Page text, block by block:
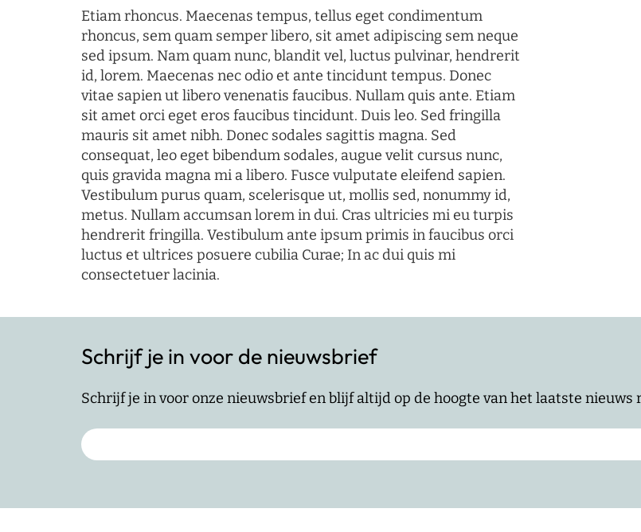
Etiam rhoncus. Maecenas tempus, tellus eget condimentum
rhoncus, sem quam semper libero, sit amet adipiscing sem neque
sed ipsum. Nam quam nunc, blandit vel, luctus pulvinar, hendrerit
id, lorem. Maecenas nec odio et ante tincidunt tempus. Donec
vitae sapien ut libero venenatis faucibus. Nullam quis ante. Etiam
sit amet orci eget eros faucibus tincidunt. Duis leo. Sed fringilla
mauris sit amet nibh. Donec sodales sagittis magna. Sed
consequat, leo eget bibendum sodales, augue velit cursus nunc,
quis gravida magna mi a libero. Fusce vulputate eleifend sapien.
Vestibulum purus quam, scelerisque ut, mollis sed, nonummy id,
metus. Nullam accumsan lorem in dui. Cras ultricies mi eu turpis
hendrerit fringilla. Vestibulum ante ipsum primis in faucibus orci
luctus et ultrices posuere cubilia Curae; In ac dui quis mi
consectetuer lacinia.
Schrijf je in voor de nieuwsbrief
Schrijf je in voor onze nieuwsbrief en blijf altijd op de hoogte van het laatste nieuws